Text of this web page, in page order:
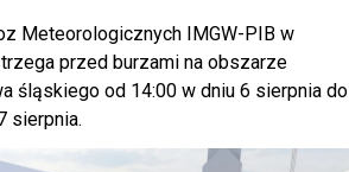
Meteorologicznych IMGW-PIB w
przed burzami na obszarze
śląskiego od 14:00 w dniu 6 sierpnia do
sierpnia.